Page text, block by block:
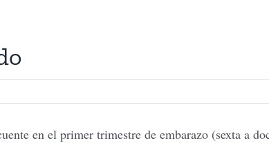
en el primer trimestre de embarazo (sexta a